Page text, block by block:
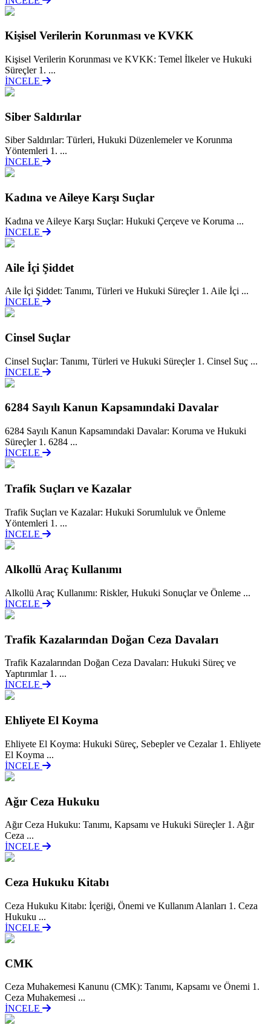
Kişisel Verilerin Korunması ve KVKK
Kişisel Verilerin Korunması ve KVKK: Temel İlkeler ve Hukuki
Süreçler 1. ...
İNCELE
Siber Saldırılar
Siber Saldırılar: Türleri, Hukuki Düzenlemeler ve Korunma
Yöntemleri 1. ...
İNCELE
Kadına ve Aileye Karşı Suçlar
Kadına ve Aileye Karşı Suçlar: Hukuki Çerçeve ve Koruma ...
İNCELE
Aile İçi Şiddet
Aile İçi Şiddet: Tanımı, Türleri ve Hukuki Süreçler 1. Aile İçi ...
İNCELE
Cinsel Suçlar
Cinsel Suçlar: Tanımı, Türleri ve Hukuki Süreçler 1. Cinsel Suç ...
İNCELE
6284 Sayılı Kanun Kapsamındaki Davalar
6284 Sayılı Kanun Kapsamındaki Davalar: Koruma ve Hukuki
Süreçler 1. 6284 ...
İNCELE
Trafik Suçları ve Kazalar
Trafik Suçları ve Kazalar: Hukuki Sorumluluk ve Önleme
Yöntemleri 1. ...
İNCELE
Alkollü Araç Kullanımı
Alkollü Araç Kullanımı: Riskler, Hukuki Sonuçlar ve Önleme ...
İNCELE
Trafik Kazalarından Doğan Ceza Davaları
Trafik Kazalarından Doğan Ceza Davaları: Hukuki Süreç ve
Yaptırımlar 1. ...
İNCELE
Ehliyete El Koyma
Ehliyete El Koyma: Hukuki Süreç, Sebepler ve Cezalar 1. Ehliyete
El Koyma ...
İNCELE
Ağır Ceza Hukuku
Ağır Ceza Hukuku: Tanımı, Kapsamı ve Hukuki Süreçler 1. Ağır
Ceza ...
İNCELE
Ceza Hukuku Kitabı
Ceza Hukuku Kitabı: İçeriği, Önemi ve Kullanım Alanları 1. Ceza
Hukuku ...
İNCELE
CMK
Ceza Muhakemesi Kanunu (CMK): Tanımı, Kapsamı ve Önemi 1.
Ceza Muhakemesi ...
İNCELE